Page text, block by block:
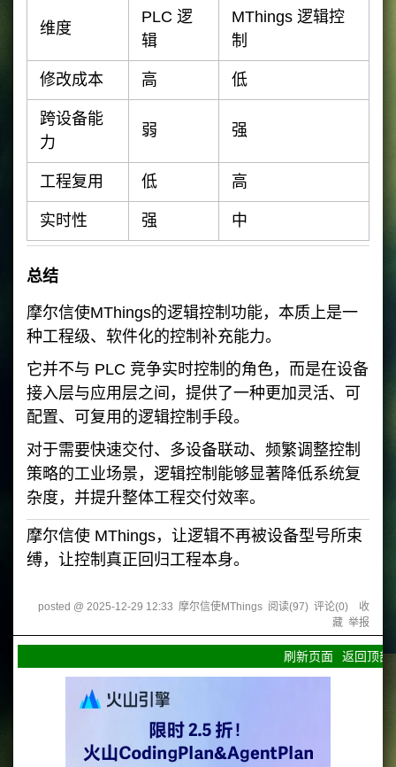
维度
PLC 逻
辑
MThings 逻辑控
制
修改成本 高 低
跨设备能
力
弱 强
工程复用 低 高
实时性 强 中
总结
摩尔信使MThings的逻辑控制功能，本质上是一
种工程级、软件化的控制补充能力。
它并不与 PLC 竞争实时控制的角色，而是在设备
接入层与应用层之间，提供了一种更加灵活、可
配置、可复用的逻辑控制手段。
对于需要快速交付、多设备联动、频繁调整控制
策略的工业场景，逻辑控制能够显著降低系统复
杂度，并提升整体工程交付效率。
摩尔信使 MThings，让逻辑不再被设备型号所束
缚，让控制真正回归工程本身。
posted @ 2025-12-29 12:33 摩尔信使MThings 阅读(97) 评论(0) 收
藏 举报
刷新页面 返回顶部